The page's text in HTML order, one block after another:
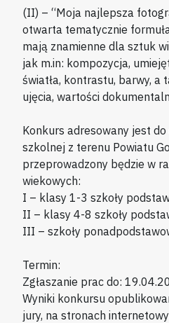
(II) – “Moja najlepsza
otwarta tematycznie
mają znamienne dla sztuk
jak m.in: kompozycja,
światła, kontrastu, barwy, a
ujęcia, wartości
Konkurs adresowany jest do
szkolnej z terenu Powiatu
przeprowadzony będzie w
wiekowych:
I – klasy 1-3 szkoły
II – klasy 4-8 szkoły
III – szkoły
Termin:
Zgłaszanie prac do:
Wyniki konkursu
jury, na stronach